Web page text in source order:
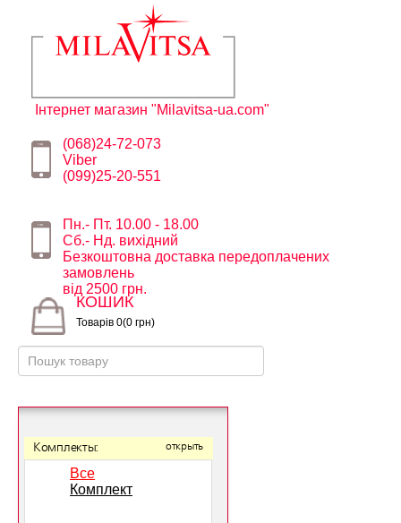
Інтернет магазин "Milavitsa-ua.com"
(068)24-72-073
Viber
(099)25-20-551
Пн.- Пт. 10.00 - 18.00
Сб.- Нд. вихідний
Безкоштовна доставка передоплачених
замовлень
від 2500 грн.
КОШИК
Товарів 0(0 грн)
Комплекты: открыть
Все
Комплект